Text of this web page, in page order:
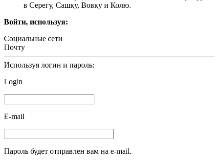
в Серегу, Сашку, Вовку и Колю.
Войти, используя:
Социальные сети
Почту
Используя логин и пароль:
Login
E-mail
Пароль будет отправлен вам на e-mail.